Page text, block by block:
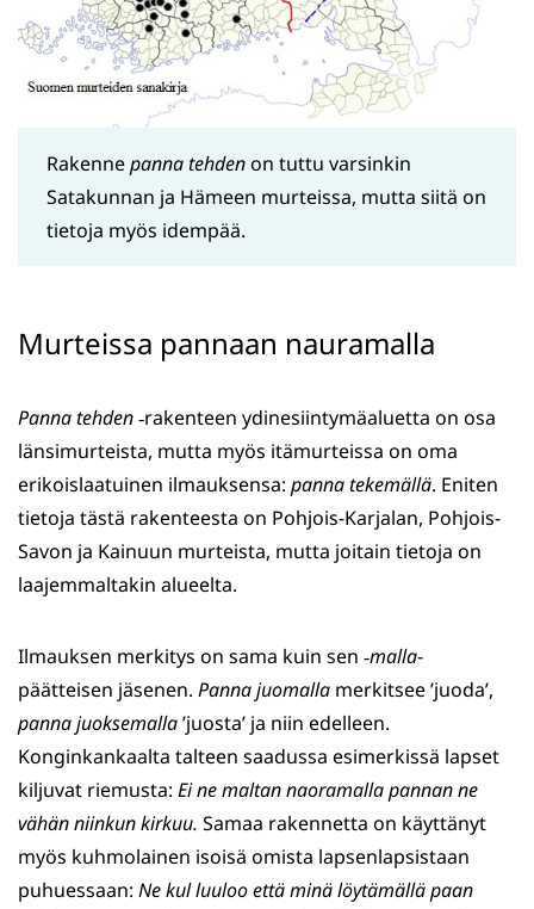
Rakennepanna tehdenon tuttu varsinkin
Satakunnan ja Hämeen murteissa, mutta siitä on
tietoja myös idempää.
Murteissa pannaan nauramalla
Panna tehden‑rakenteen ydinesiintymäaluetta on osa
länsimurteista, mutta myös itämurteissa on oma
erikoislaatuinen ilmauksensa: panna tekemällä. Eniten
tietoja tästä rakenteesta on Pohjois-Karjalan, Pohjois-
Savon ja Kainuun murteista, mutta joitain tietoja on
laajemmaltakin alueelta.
Ilmauksen merkitys on sama kuin sen ‑malla-
päätteisen jäsenen. Panna juomalla merkitsee ’juoda’,
panna juoksemalla’juosta’ ja niin edelleen.
Konginkankaalta talteen saadussa esimerkissä lapset
kiljuvat riemusta: Ei nemaltan naoramalla pannan ne
vähän niinkun kirkuu. Samaa rakennetta on käyttänyt
myös kuhmolainen isoisä omista lapsenlapsistaan
puhuessaan: Nekul luuloo että minä löytämällä paan